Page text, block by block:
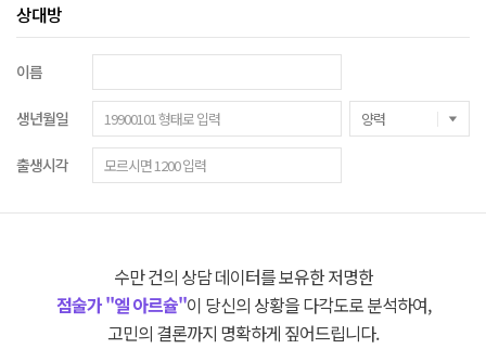
상대방
이름
생년월일
출생시각
수만 건의 상담 데이터를 보유한 저명한
점술가 "엘 아르슐"이 당신의 상황을 다각도로 분석하여,
고민의 결론까지 명확하게 짚어드립니다.